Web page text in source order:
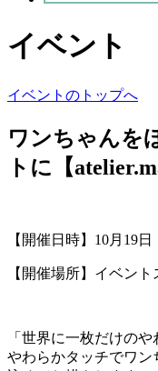
イベント
イベントのトップへ
ワンちゃんを
トに【
【開催日時】10月19
【開催場所】イベント
「世界に一枚だけの
やわらかタッチでワ